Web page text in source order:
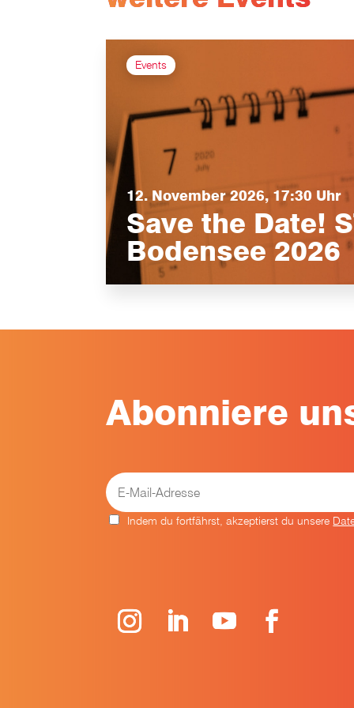
Save the Date!
Bodensee 2026
Events
12. November 2026, 17:30 Uhr
Abonniere
Indem du fortfährst, akzeptierst du unsere